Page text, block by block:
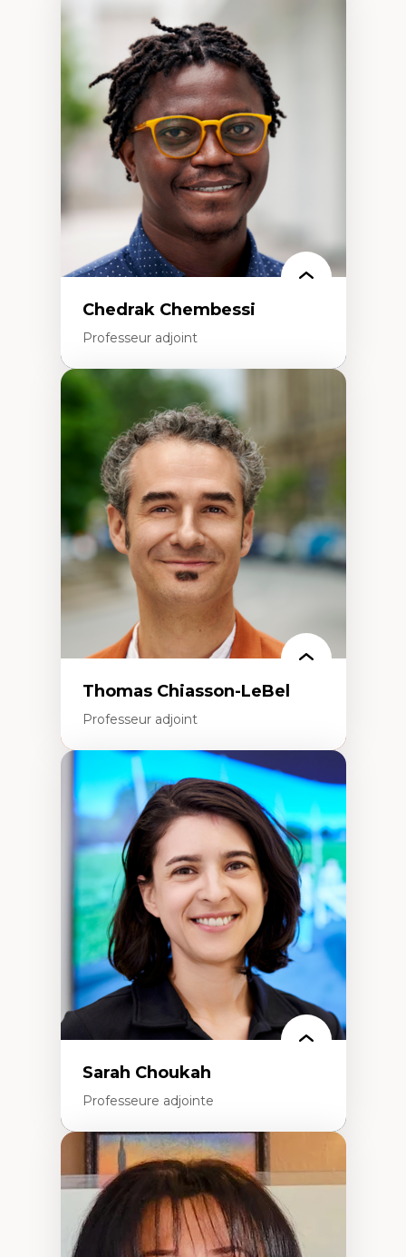
Expertises
Discours sur la ville et représentations
Mosquées, formes et usages au Canada
Reconnaissance et représentations des
communautés immigrantes dans l'espace
urbain
Design architectural et urbain
Patrimoine et patrimonialisation
Études postcoloniales et décolonisation des
savoirs
Chedrak Chembessi
Professeur adjoint
Économie circulaire
Modèles d’affaires durables
Histoire des faits économiques
Gestion durable des ressources naturelles
Écologie industrielle
Aménagement durable du territoire
Développement régional
Coopératives
Télétravail en milieu rural francophone
Transition socio-écologique
Thomas Chiasson-LeBel
Professeur adjoint
Expertises
Théories du développement
Économie politique comparée
Élites économiques
Sociologie économique
Extractivisme
Classes sociales
Mouvements sociaux
Théories de l’État
Sarah Choukah
Professeure adjointe
Expertises
Démocratisation des nouvelles
technologies et biotechnologies
Données ouvertes
Bioart, programmation et électronique